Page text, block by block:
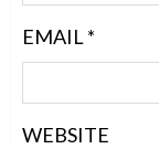
EMAIL*
WEBSITE